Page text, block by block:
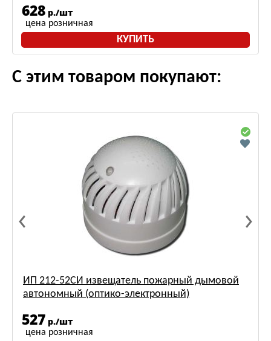
628 р./шт
цена розничная
КУПИТЬ
С этим товаром покупают:
ИП 212-52СИ извещатель пожарный дымовой
автономный (оптико-электронный)
527 р./шт
цена розничная